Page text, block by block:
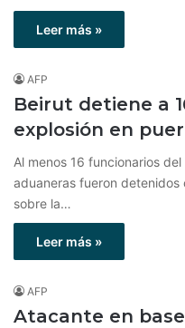
Leer más »
AFP
Beirut detiene a
explosión en
Al menos 16 funcionarios
aduaneras fueron
sobre la…
Leer más »
AFP
Atacante en